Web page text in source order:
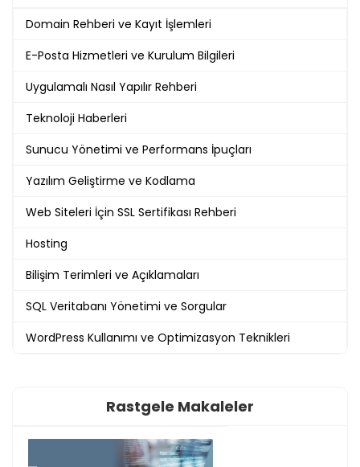
Domain Rehberi ve Kayıt İşlemleri
E-Posta Hizmetleri ve Kurulum Bilgileri
Uygulamalı Nasıl Yapılır Rehberi
Teknoloji Haberleri
Sunucu Yönetimi ve Performans İpuçları
Yazılım Geliştirme ve Kodlama
Web Siteleri İçin SSL Sertifikası Rehberi
Hosting
Bilişim Terimleri ve Açıklamaları
SQL Veritabanı Yönetimi ve Sorgular
WordPress Kullanımı ve Optimizasyon Teknikleri
Rastgele Makaleler